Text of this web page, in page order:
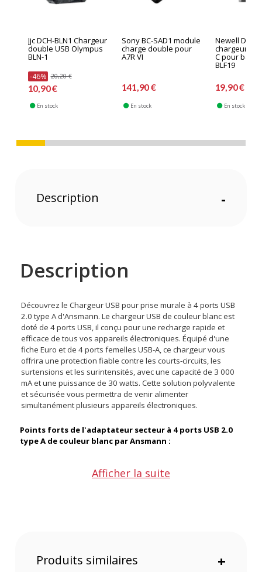
Jjc DCH-BLN1 Chargeur
double USB Olympus
BLN-1
-46% 20,20 €
10,90 €
En stock
Sony BC-SAD1 module
charge double pour
A7R VI
141,90 €
En stock
Newell DL-
chargeur
C pour
BLF19
19,90 €
En stock
Description -
Description
Découvrez le Chargeur USB pour prise murale à 4 ports USB
2.0 type A d'Ansmann. Le chargeur USB de couleur blanc est
doté de 4 ports USB, il conçu pour une recharge rapide et
efficace de tous vos appareils électroniques. Équipé d'une
fiche Euro et de 4 ports femelles USB-A, ce chargeur vous
offrira une protection fiable contre les courts-circuits, les
surtensions et les surintensités, avec une capacité de 3 000
mA et une puissance de 30 watts. Cette solution polyvalente
et sécurisée vous permettra de venir alimenter
simultanément plusieurs appareils électroniques.
Points forts de l'adaptateur secteur à 4 ports USB 2.0
type A de couleur blanc par Ansmann :
4 ports USB-A 2.0Afficher la suite
Produits similaires +